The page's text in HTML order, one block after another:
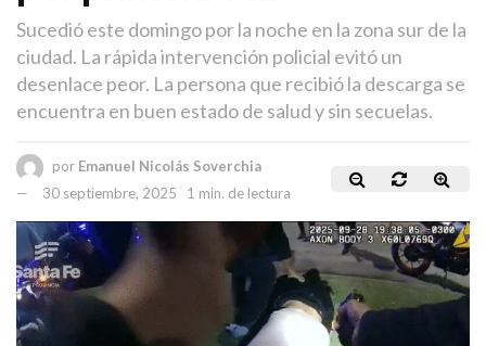
Sucedió este domingo por la noche en la zona sur de la
ciudad. La rápida intervención policial evitó un
desenlace peor. La persona que recibió la descarga se
encuentra en buen estado de salud y sin secuelas.
por Emanuel Nicolás Soverchia
30 septiembre, 2025
1 min. de lectura